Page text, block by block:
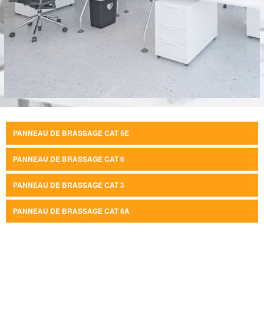
PANNEAU DE BRASSAGE CAT 5E
PANNEAU DE BRASSAGE CAT 6
PANNEAU DE BRASSAGE CAT 3
PANNEAU DE BRASSAGE CAT 6A